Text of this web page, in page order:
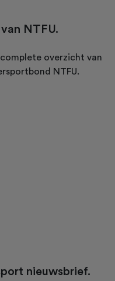
NTFU.
overzicht van
NTFU.
nieuwsbrief.